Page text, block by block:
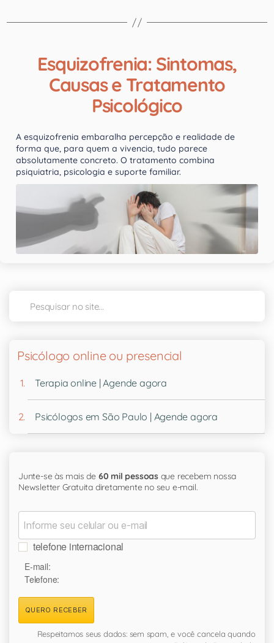
Esquizofrenia: Sintomas,
Causas e Tratamento
Psicológico
A esquizofrenia embaralha percepção e realidade de
forma que, para quem a vivencia, tudo parece
absolutamente concreto. O tratamento combina
psiquiatria, psicologia e suporte familiar.
Psicólogo online ou presencial
Terapia online | Agende agora
Psicólogos em São Paulo | Agende agora
Junte-se às mais de 60 mil pessoasque recebem nossa
Newsletter Gratuita diretamente no seu e-mail.
telefone internacional
E-mail:
Telefone:
QUERO RECEBER
Respeitamos seus dados: sem spam, e você cancela quando